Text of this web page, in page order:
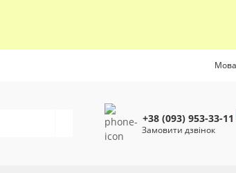
Мова
+38 (093) 953-33-11
Замовити дзвінок